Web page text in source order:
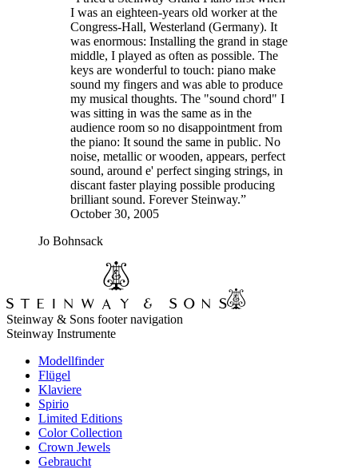
I was an eighteen-years old worker at the
Congress-Hall, Westerland (Germany). It
was enormous: Installing the grand in stage
middle, I played as often as possible. The
keys are wonderful to touch: piano make
sound my fingers and was able to produce
my musical thoughts. The "sound chord" I
was sitting in was the same as in the
audience room so no disappointment from
the piano: It sound the same in public. No
noise, metallic or wooden, appears, perfect
sound, around e' perfect singing strings, in
discant faster playing possible producing
brilliant sound. Forever Steinway.”
October 30, 2005
Jo Bohnsack
Steinway & Sons footer navigation
Steinway Instrumente
Modellfinder
Flügel
Klaviere
Spirio
Limited Editions
Color Collection
Crown Jewels
Gebraucht